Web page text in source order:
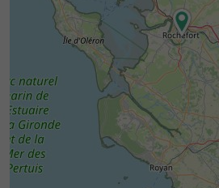
fromages, tisanes ou savons
marchés hebdomadaires. Le
Rochefort, sous les halles,
réputé pour sa diversité et sa
Entre
création locale ,
maritime
etnature
l’atelier
Courant d’Air à